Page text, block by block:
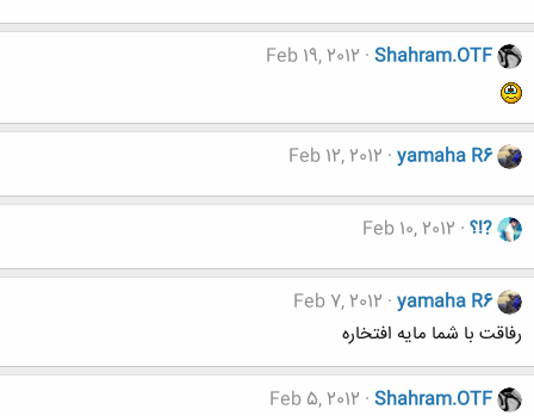
Shahram.OTF
Feb 19, 2012
yamaha R6
Feb 12, 2012
?!؟ Feb 10, 2012
yamaha R6
Feb 7, 2012
رفاقت با شما مایه افتخاره
Shahram.OTF
Feb 5, 2012